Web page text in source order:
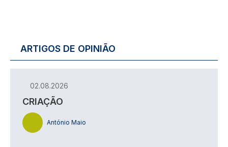
ARTIGOS DE OPINIÃO
02.08.2026
CRIAÇÃO
António Maio